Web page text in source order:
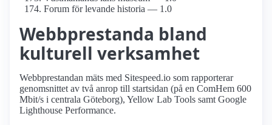
Forum för levande historia — 1.0
Webbprestanda bland
kulturell verksamhet
Webbprestandan mäts med Sitespeed.io som rapporterar
genomsnittet av två anrop till startsidan (på en ComHem 600
Mbit/s i centrala Göteborg), Yellow Lab Tools samt Google
Lighthouse Performance.